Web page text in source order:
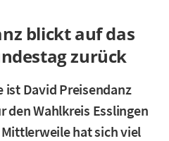
blickt auf das
zurück
ist David Preisendanz
den Wahlkreis Esslingen
hat sich viel